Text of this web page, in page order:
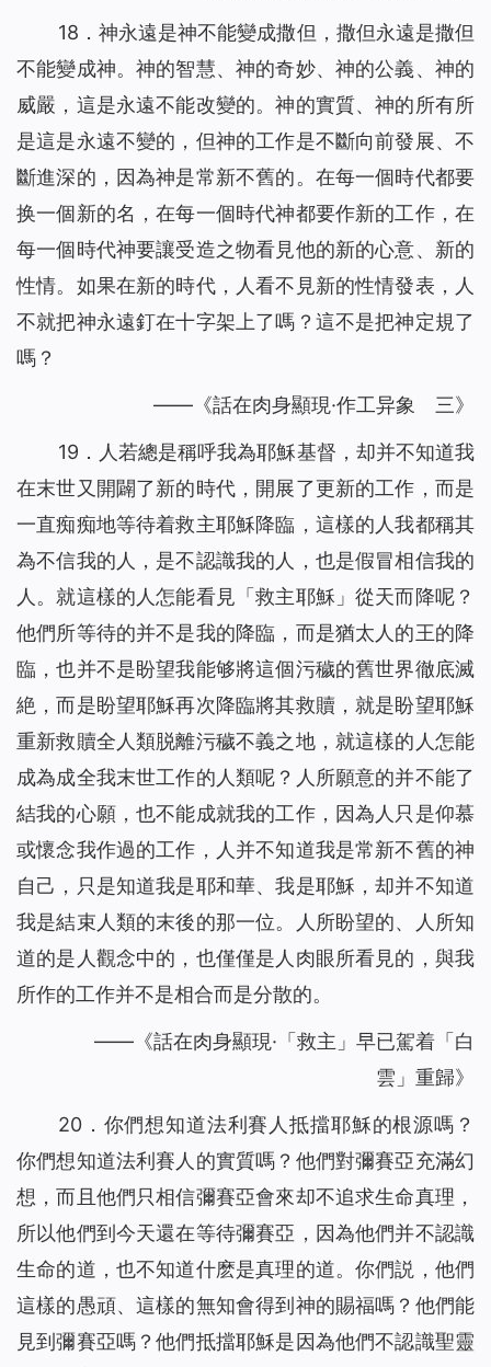
18．神永遠是神不能變成撒但，撒但永遠是撒但
不能變成神。神的智慧、神的奇妙、神的公義、神的
威嚴，這是永遠不能改變的。神的實質、神的所有所
是這是永遠不變的，但神的工作是不斷向前發展、不
斷進深的，因為神是常新不舊的。在每一個時代都要
换一個新的名，在每一個時代神都要作新的工作，在
每一個時代神要讓受造之物看見他的新的心意、新的
性情。如果在新的時代，人看不見新的性情發表，人
不就把神永遠釘在十字架上了嗎？這不是把神定規了
嗎？
——《話在肉身顯現·作工异象 三》
19．人若總是稱呼我為耶穌基督，却并不知道我
在末世又開闢了新的時代，開展了更新的工作，而是
一直痴痴地等待着救主耶穌降臨，這樣的人我都稱其
為不信我的人，是不認識我的人，也是假冒相信我的
人。就這樣的人怎能看見「救主耶穌」從天而降呢？
他們所等待的并不是我的降臨，而是猶太人的王的降
臨，也并不是盼望我能够將這個污穢的舊世界徹底滅
絶，而是盼望耶穌再次降臨將其救贖，就是盼望耶穌
重新救贖全人類脱離污穢不義之地，就這樣的人怎能
成為成全我末世工作的人類呢？人所願意的并不能了
結我的心願，也不能成就我的工作，因為人只是仰慕
或懷念我作過的工作，人并不知道我是常新不舊的神
自己，只是知道我是耶和華、我是耶穌，却并不知道
我是結束人類的末後的那一位。人所盼望的、人所知
道的是人觀念中的，也僅僅是人肉眼所看見的，與我
所作的工作并不是相合而是分散的。
——《話在肉身顯現·「救主」早已駕着「白
雲」重歸》
20．你們想知道法利賽人抵擋耶穌的根源嗎？
你們想知道法利賽人的實質嗎？他們對彌賽亞充滿幻
想，而且他們只相信彌賽亞會來却不追求生命真理，
所以他們到今天還在等待彌賽亞，因為他們并不認識
生命的道，也不知道什麽是真理的道。你們説，他們
這樣的愚頑、這樣的無知會得到神的賜福嗎？他們能
見到彌賽亞嗎？他們抵擋耶穌是因為他們不認識聖靈